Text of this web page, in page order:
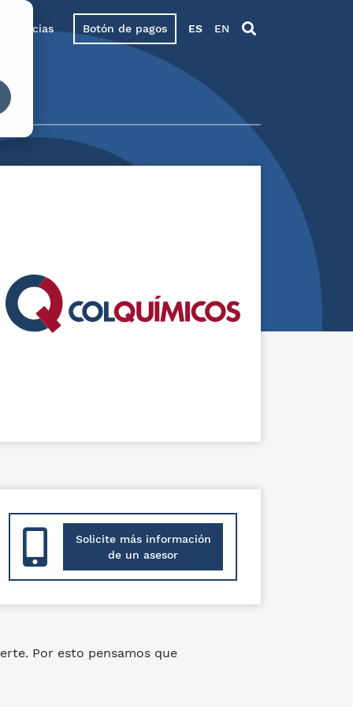
Noticias Botón de pagos ES EN
Solicite más información
de un asesor
Por esto pensamos que